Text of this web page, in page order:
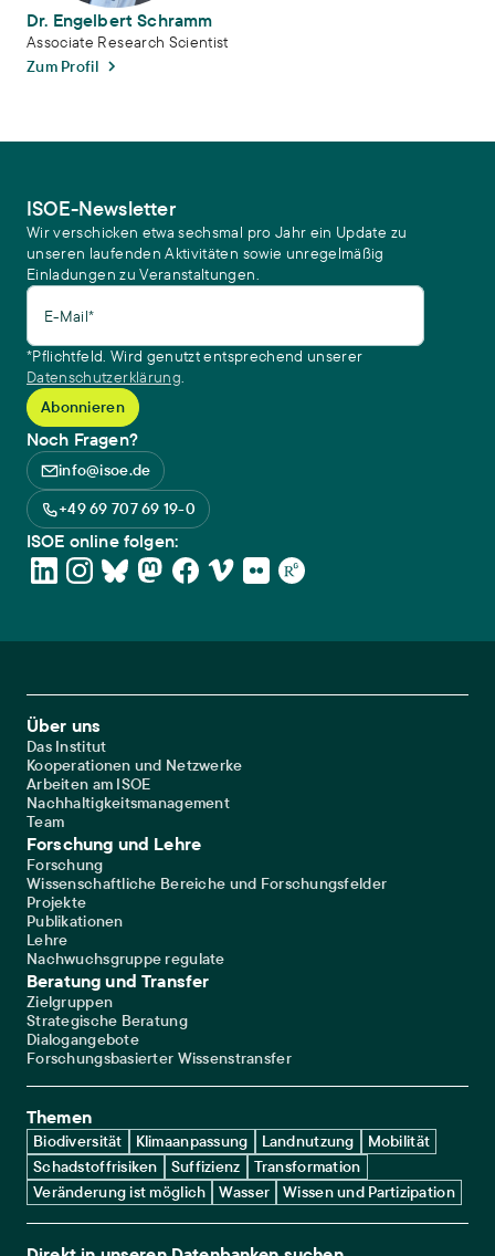
Dr. Engelbert Schramm
Associate Research Scientist
Zum Profil
ISOE-Newsletter
Wir verschicken etwa sechsmal pro Jahr ein Update zu
unseren laufenden Aktivitäten sowie unregelmäßig
Einladungen zu Veranstaltungen.
E-Mail*
*Pflichtfeld. Wird genutzt entsprechend unserer
Datenschutzerklärung.
Noch Fragen?
info@isoe.de
+49 69 707 69 19-0
ISOE online folgen:
Footer Main Navigation
Über uns
Das Institut
Kooperationen und Netzwerke
Arbeiten am ISOE
Nachhaltigkeitsmanagement
Team
Forschung und Lehre
Forschung
Wissenschaftliche Bereiche und Forschungsfelder
Projekte
Publikationen
Lehre
Nachwuchsgruppe regulate
Beratung und Transfer
Zielgruppen
Strategische Beratung
Dialogangebote
Forschungsbasierter Wissenstransfer
Themen
Biodiversität Klimaanpassung Landnutzung
Mobilität
Schadstoffrisiken
Suffizienz
Transformation
Veränderung ist möglich
Wasser Wissen und Partizipation